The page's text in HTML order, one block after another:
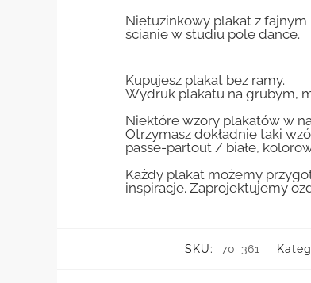
Nietuzinkowy plakat z fajnym
ścianie w studiu pole dance.
Kupujesz plakat bez ramy.
Wydruk plakatu na grubym,
Niektóre wzory plakatów w
Otrzymasz dokładnie taki
passe-partout / białe,
Każdy plakat możemy
inspiracje. Zaprojektujemy
SKU: 70-361